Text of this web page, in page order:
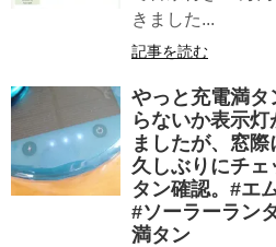
きました...
記事を読む
やっと充電満
らないか表示
ましたが、窓際
久しぶりにチ
タン確認。#エ
#ソーラーラン
満タン